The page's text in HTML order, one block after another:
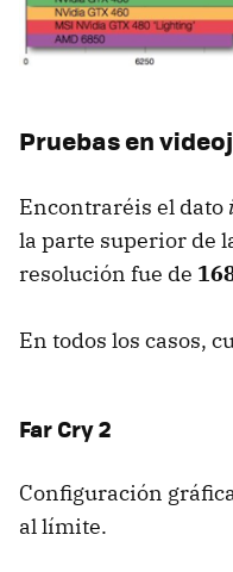
Pruebas en
Encontraréis el dato
la parte superior de
resolución fue de
En todos los casos,
Far Cry 2
Configuración
al límite.